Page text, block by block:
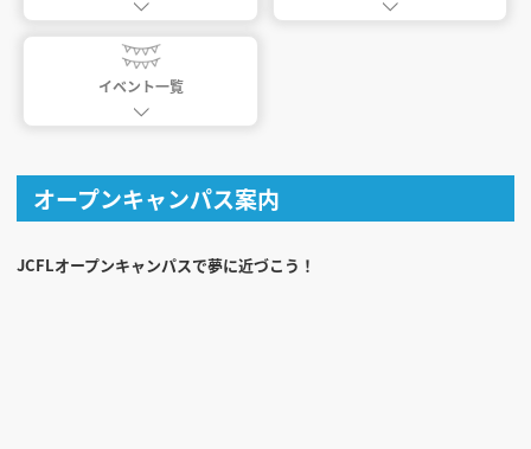
イベント一覧
オープンキャンパス案内
JCFLオープンキャンパスで夢に近づこう！